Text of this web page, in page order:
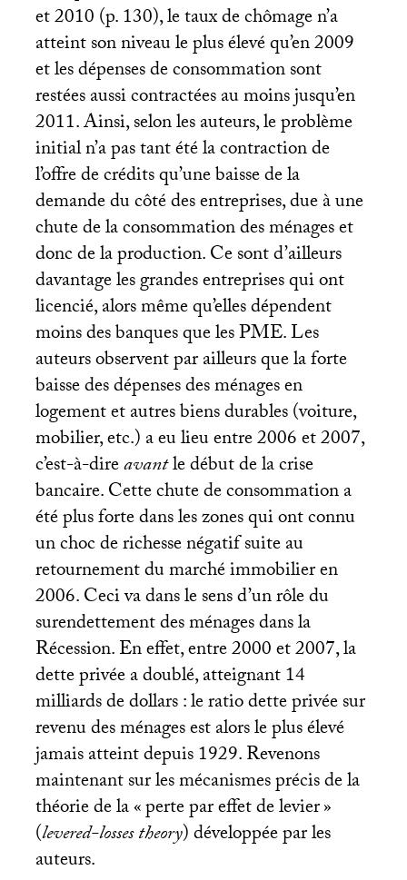
et 2010 (p. 130), le taux de chômage n’a
atteint son niveau le plus élevé qu’en 2009
et les dépenses de consommation sont
restées aussi contractées au moins jusqu’en
2011. Ainsi, selon les auteurs, le problème
initial n’a pas tant été la contraction de
l’offre de crédits qu’une baisse de la
demande du côté des entreprises, due à une
chute de la consommation des ménages et
donc de la production. Ce sont d’ailleurs
davantage les grandes entreprises qui ont
licencié, alors même qu’elles dépendent
moins des banques que lesPME. Les
auteurs observent par ailleurs que la forte
baisse des dépenses des ménages en
logement et autres biens durables (voiture,
mobilier, etc.) a eu lieu entre 2006 et 2007,
c’est-à-direavantle début de la crise
bancaire. Cette chute de consommation a
été plus forte dans les zones qui ont connu
un choc de richesse négatif suite au
retournement du marché immobilier en
2006. Ceci va dans le sens d’un rôle du
surendettement des ménages dans la
Récession. En effet, entre 2000 et 2007, la
dette privée a doublé, atteignant 14
milliards de dollars : le ratio dette privée sur
revenu des ménages est alors le plus élevé
jamais atteint depuis 1929. Revenons
maintenant sur les mécanismes précis de la
théorie de la «perte par effet de levier»
(levered-losses theory) développée par les
auteurs.